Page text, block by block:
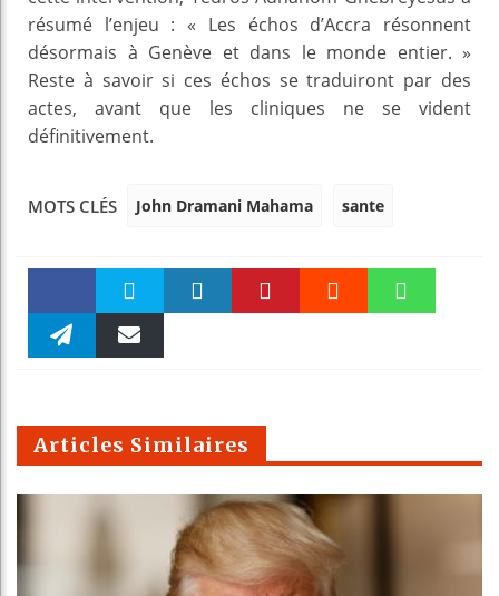
résumé l’enjeu : « Les échos d’Accra résonnent
désormais à Genève et dans le monde entier. »
Reste à savoir si ces échos se traduiront par des
actes, avant que les cliniques ne se vident
définitivement.
MOTS CLÉS John Dramani Mahama sante
Faceboo Twitter
m
Articles Similaires